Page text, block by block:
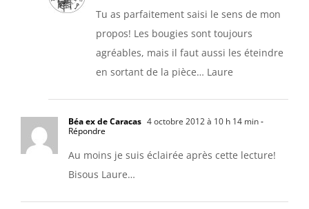
Tu as parfaitement saisi le sens de mon
propos! Les bougies sont toujours
agréables, mais il faut aussi les éteindre
en sortant de la pièce… Laure
Béa ex de Caracas 4 octobre 2012 à 10 h 14 min-
Répondre
Au moins je suis éclairée après cette lecture!
Bisous Laure…